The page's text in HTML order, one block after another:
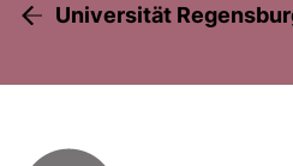
Universität